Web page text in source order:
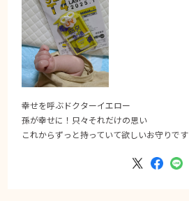
幸せを呼ぶドクターイエロー
孫が幸せに！只々それだけの思い
これからずっと持っていて欲しいお守りです